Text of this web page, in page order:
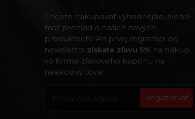
Chcete nakupovať výhodnejšie, alebo
mať prehľad o našich nových
produktoch? Pri prvej registrácii do
newslettra získate zľavu 5% na nákup
vo forme zľavového kupónu na
neakciový tovar.
Registrovať